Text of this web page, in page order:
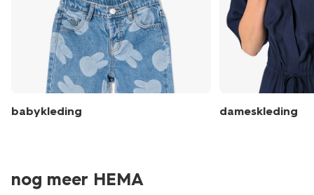
babykleding dameskleding
nog meer HEMA